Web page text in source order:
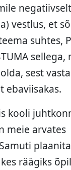
vestlus, et
suhtes,
sellega,
sest
ebaviisakas.
kooli
meie arvates
räägiks